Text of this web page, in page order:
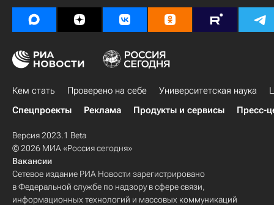
Кем стать Проверено на себе Университетская наука
Спецпроекты
Реклама Продукты и сервисы Пресс-
Версия 2023.1 Beta
© 2026 МИА «Россия сегодня»
Вакансии
Сетевое издание РИА Новости зарегистрировано
в Федеральной службе по надзору в сфере связи,
информационных технологий и массовых коммуникаций